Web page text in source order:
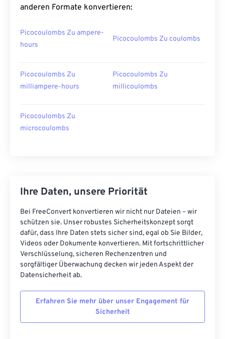
anderen Formate konvertieren:
Picocoulombs Zu ampere-
hours
Picocoulombs Zu coulombs
Picocoulombs Zu
milliampere-hours
Picocoulombs Zu
millicoulombs
Picocoulombs Zu
microcoulombs
Ihre Daten, unsere Priorität
Bei FreeConvert konvertieren wir nicht nur Dateien – wir
schützen sie. Unser robustes Sicherheitskonzept sorgt
dafür, dass Ihre Daten stets sicher sind, egal ob Sie Bilder,
Videos oder Dokumente konvertieren. Mit fortschrittlicher
Verschlüsselung, sicheren Rechenzentren und
sorgfältiger Überwachung decken wir jeden Aspekt der
Datensicherheit ab.
Erfahren Sie mehr über unser Engagement für
Sicherheit